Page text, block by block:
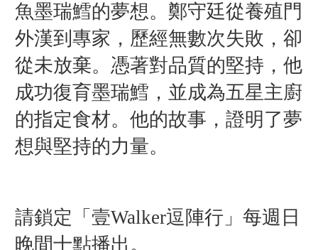
魚墨瑞鱈的夢想。鄭守廷從養殖門
外漢到專家，歷經無數次失敗，卻
從未放棄。憑著對品質的堅持，他
成功復育墨瑞鱈，並成為五星主廚
的指定食材。他的故事，證明了夢
想與堅持的力量。
請鎖定「壹Walker逗陣行」每週日
晚間十點播出。